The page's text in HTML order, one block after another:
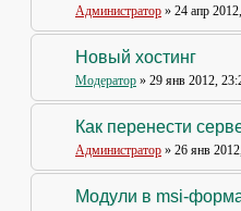
Администратор » 24 апр
Новый хостинг
Модератор » 29 янв 2012,
Как перенести
Администратор » 26 янв
Модули в msi-